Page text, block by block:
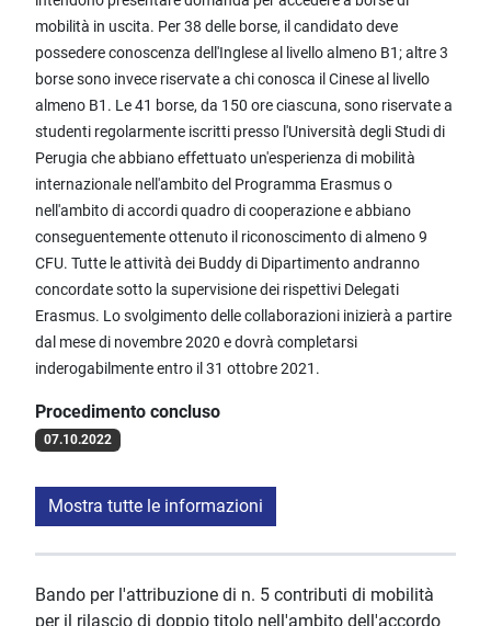
mobilità in uscita. Per 38 delle borse, il candidato deve
possedere conoscenza dell'Inglese al livello almeno B1; altre 3
borse sono invece riservate a chi conosca il Cinese al livello
almeno B1. Le 41 borse, da 150 ore ciascuna, sono riservate a
studenti regolarmente iscritti presso l'Università degli Studi di
Perugia che abbiano effettuato un'esperienza di mobilità
internazionale nell'ambito del Programma Erasmus o
nell'ambito di accordi quadro di cooperazione e abbiano
conseguentemente ottenuto il riconoscimento di almeno 9
CFU. Tutte le attività dei Buddy di Dipartimento andranno
concordate sotto la supervisione dei rispettivi Delegati
Erasmus. Lo svolgimento delle collaborazioni inizierà a partire
dal mese di novembre 2020 e dovrà completarsi
inderogabilmente entro il 31 ottobre 2021.
Procedimento concluso
07.10.2022
Mostra tutte le informazioni
Bando per l'attribuzione di n. 5 contributi di mobilità
per il rilascio di doppio titolo nell'ambito dell'accordo